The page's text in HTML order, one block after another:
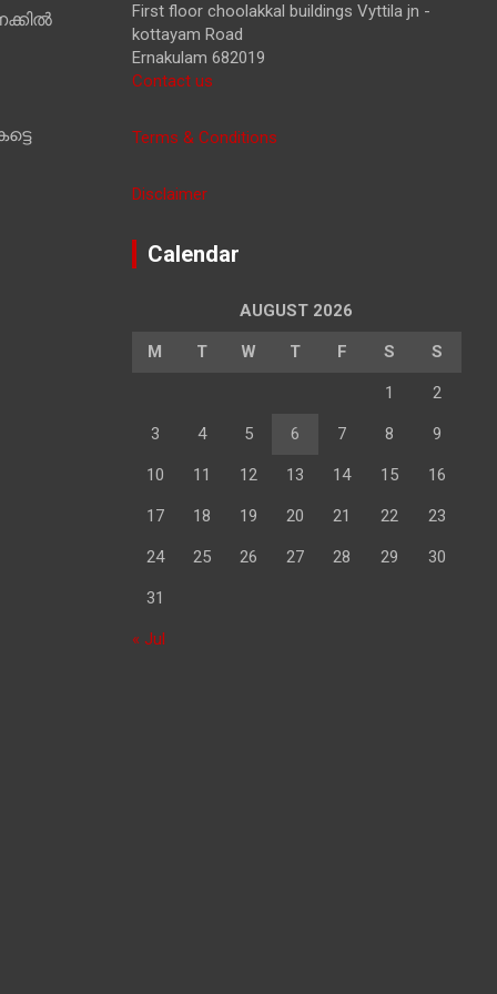
First floor choolakkal buildings Vyttila jn -
kottayam Road
Ernakulam 682019
Contact us
Terms & Conditions
Disclaimer
Calendar
AUGUST 2026
M T W T F S S
1 2
3 4 5 6 7 8 9
10 11 12 13 14 15 16
17 18 19 20 21 22 23
24 25 26 27 28 29 30
31
« Jul